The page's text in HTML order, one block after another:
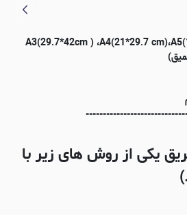
یکی از روش های زیر با